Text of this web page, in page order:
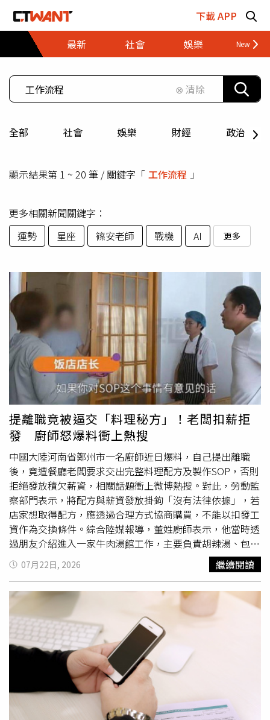
下載 APP
最新
社會 娛樂 財經
⊗ 清除
全部 社會 娛樂 財經 政治
顯示結果第 1 ~ 20 筆 / 關鍵字「 工作流程 」
更多相關新聞關鍵字：
運勢
星座 篠安老師 戰機 AI 更多
提離職竟被逼交「料理秘方」！老闆扣薪拒
發 廚師怒爆料衝上熱搜
中國大陸河南省鄭州市一名廚師近日爆料，自己提出離職
後，竟遭餐廳老闆要求交出完整料理配方及製作SOP，否則
拒絕發放積欠薪資，相關話題衝上微博熱搜。對此，勞動監
察部門表示，將配方與薪資發放掛鉤「沒有法律依據」，若
店家想取得配方，應透過合理方式協商購買，不能以扣發工
資作為交換條件。綜合陸媒報導，董姓廚師表示，他當時透
過朋友介紹進入一家牛肉湯館工作，主要負責胡辣湯、包子
及粥品製作。入職時，雙方約定僅需負責固定品項，但營業
後店家陸續增加滷麵等餐點，且供應時段延長至午、晚餐，
工作量大幅增加，早已超出當初三名廚師所能負荷，因此決
定提出離職。沒想到，老闆卻要求他留下所有產品的標準作
業流程（SOP），包括食材配方、用量、製作步驟，甚至精
確到每項原料的克數。董男認為，這等同要求交出自己的料
理秘方，拒絕無償提供。董男表示，雙方簽約時從未約定離
職需交出配方，若店家希望取得相關技術，應另外協商購
買，而非將薪資與技術綁在一起，且目前店家仍積欠自己超
過一個月、約人民幣1萬多元薪資（約新台幣4萬元）。對
此，店家則回應，要求建立SOP並非為了取得「秘方」，而
是希望標準化製程，確保菜色品質一致，即使有廚師請假，
07月22日, 2026 繼續閱讀